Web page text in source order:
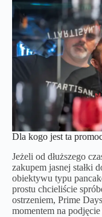
Dla kogo jest ta
Jeżeli od dłuższego
zakupem jasnej stałki
obiektywu typu
prostu chcieliście
ostrzeniem, Prime
momentem na